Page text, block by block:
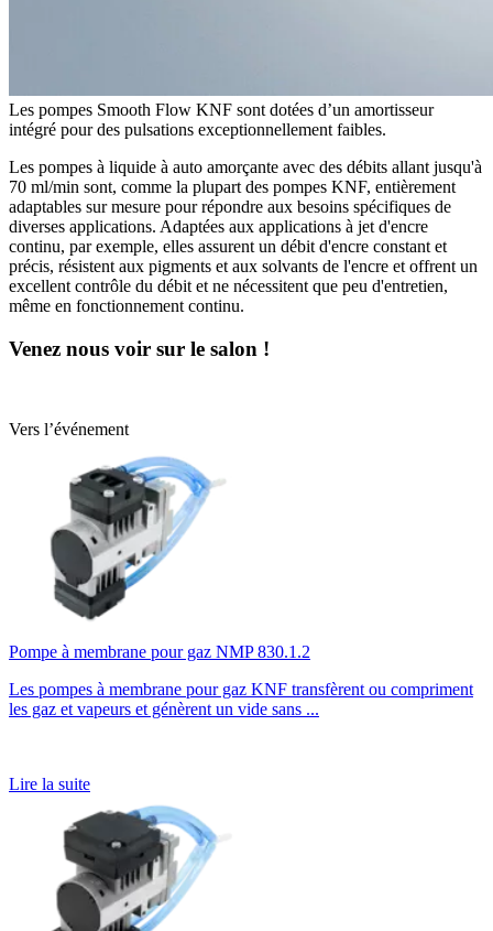
Les pompes Smooth Flow KNF sont dotées d’un amortisseur
intégré pour des pulsations exceptionnellement faibles.
Les pompes à liquide à auto amorçante avec des débits allant jusqu'à
70 ml/min sont, comme la plupart des pompes KNF, entièrement
adaptables sur mesure pour répondre aux besoins spécifiques de
diverses applications. Adaptées aux applications à jet d'encre
continu, par exemple, elles assurent un débit d'encre constant et
précis, résistent aux pigments et aux solvants de l'encre et offrent un
excellent contrôle du débit et ne nécessitent que peu d'entretien,
même en fonctionnement continu.
Venez nous voir sur le salon !
Vers l’événement
Pompe à membrane pour gaz NMP 830.1.2
Les pompes à membrane pour gaz KNF transfèrent ou compriment
les gaz et vapeurs et génèrent un vide sans ...
Lire la suite